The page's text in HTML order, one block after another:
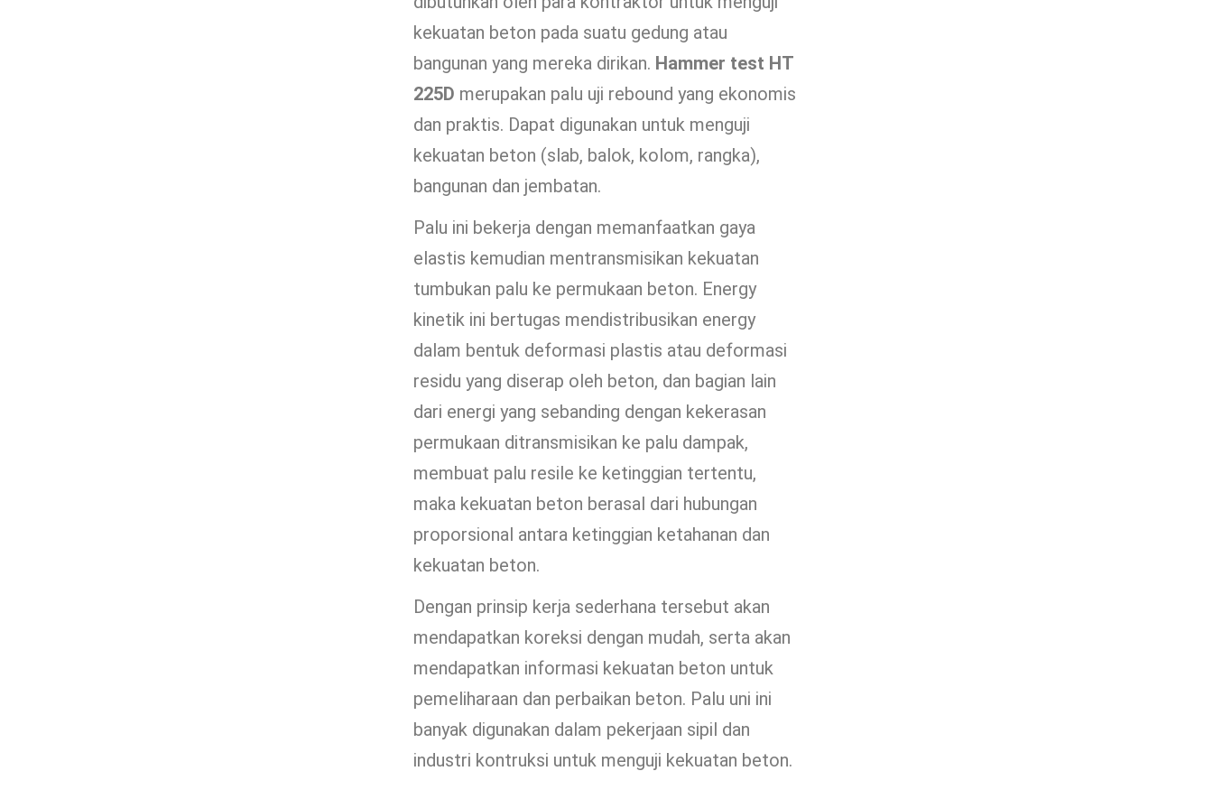
kekuatan beton pada suatu gedung atau
bangunan yang mereka dirikan. Hammer test HT
225D merupakan palu uji rebound yang ekonomis
dan praktis. Dapat digunakan untuk menguji
kekuatan beton (slab, balok, kolom, rangka),
bangunan dan jembatan.
Palu ini bekerja dengan memanfaatkan gaya
elastis kemudian mentransmisikan kekuatan
tumbukan palu ke permukaan beton. Energy
kinetik ini bertugas mendistribusikan energy
dalam bentuk deformasi plastis atau deformasi
residu yang diserap oleh beton, dan bagian lain
dari energi yang sebanding dengan kekerasan
permukaan ditransmisikan ke palu dampak,
membuat palu resile ke ketinggian tertentu,
maka kekuatan beton berasal dari hubungan
proporsional antara ketinggian ketahanan dan
kekuatan beton.
Dengan prinsip kerja sederhana tersebut akan
mendapatkan koreksi dengan mudah, serta akan
mendapatkan informasi kekuatan beton untuk
pemeliharaan dan perbaikan beton. Palu uni ini
banyak digunakan dalam pekerjaan sipil dan
industri kontruksi untuk menguji kekuatan beton.